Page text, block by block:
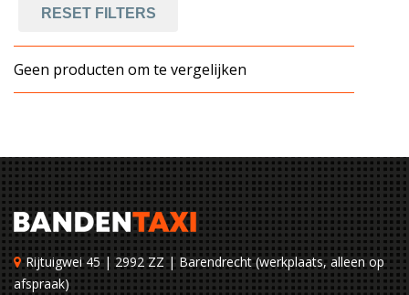
RESET FILTERS
Geen producten om te vergelijken
Rijtuigwei 45 | 2992 ZZ | Barendrecht (werkplaats, alleen op
afspraak)